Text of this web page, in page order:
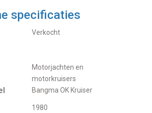
specificaties
Verkocht
Motorjachten en
motorkruisers
Bangma OK Kruiser
1980